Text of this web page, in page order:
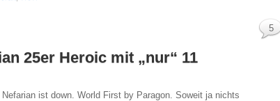
25er Heroic mit „nur“ 11
ist down. World First by Paragon. Soweit ja nichts
5